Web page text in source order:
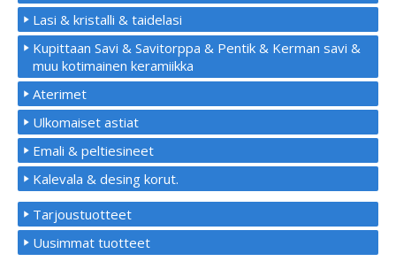
Lasi & kristalli & taidelasi
Kupittaan Savi & Savitorppa & Pentik & Kerman savi &
muu kotimainen keramiikka
Aterimet
Ulkomaiset astiat
Emali & peltiesineet
Kalevala & desing korut.
Tarjoustuotteet
Uusimmat tuotteet